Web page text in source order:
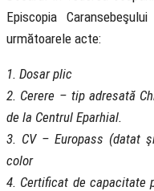
Episcopia
următoarele acte:
1. Dosar plic
2. Cerere – tip adresată
de la Centrul Eparhial.
3. CV – Europass (datat
color
4. Certificat de capacitate